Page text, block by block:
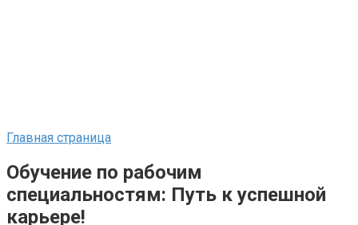
Главная страница
Обучение по рабочим
специальностям: Путь к успешной
карьере!